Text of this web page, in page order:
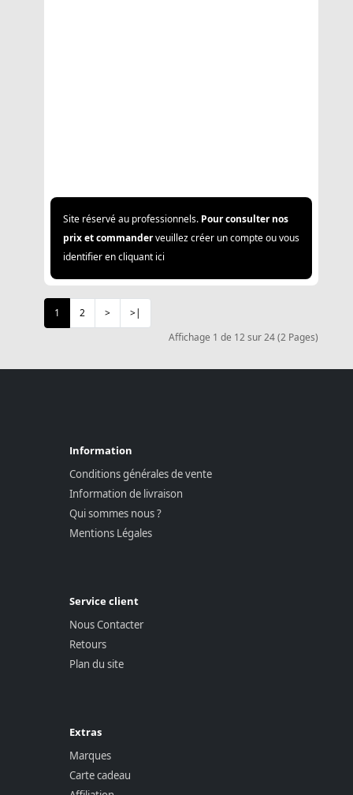
Site réservé au professionnels. Pour consulter nos
prix et commanderveuillez créer un compte ou vous
identifier en cliquant ici
1 2 >
>|
Affichage 1 de 12 sur 24 (2 Pages)
Information
Conditions générales de vente
Information de livraison
Qui sommes nous ?
Mentions Légales
Service client
Nous Contacter
Retours
Plan du site
Extras
Marques
Carte cadeau